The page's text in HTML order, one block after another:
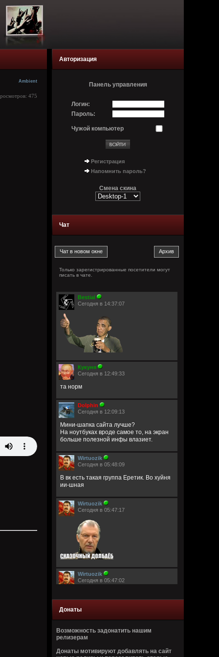
Ambient
475
Авторизация
Панель управления
Логин:
Пароль:
Чужой компьютер
Регистрация
Напомнить пароль?
Смена скина
Чат
Только зарегистрированные посетители могут
писать в чате.
Bestial
Сегодня в 14:37:07
Кукуня
Сегодня в 12:49:33
та норм
Dolphin
Сегодня в 12:09:13
Мини-шапка сайта лучше?
На ноутбуках вроде самое то, на экран
больше полезной инфы влазиет.
Wirtuozik
Сегодня в 05:48:09
В вк есть такая группа Еретик. Во хуйня
ии-шная
Wirtuozik
Сегодня в 05:47:17
Wirtuozik
Сегодня в 05:47:02
Сегодня в 05:46:44
Донаты
Возможность задонатить нашим
релизерам
Донаты мотивируют добавлять на сайт